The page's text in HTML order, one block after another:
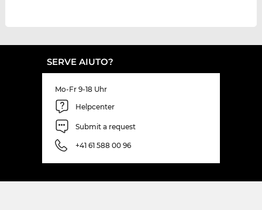
SERVE AIUTO?
Mo-Fr 9-18 Uhr
Helpcenter
Submit a request
+41 61 588 00 96